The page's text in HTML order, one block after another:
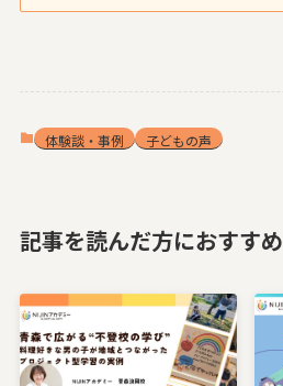
体験談・事例 子どもの声
記事を読んだ方におすすめ